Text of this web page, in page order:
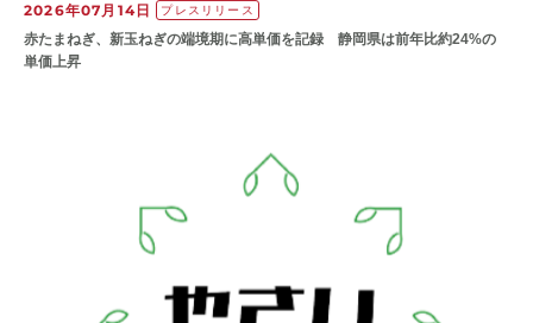
2026年07月14日 プレスリリース
赤たまねぎ、新玉ねぎの端境期に高単価を記録 静岡県は前年比約24%の
単価上昇